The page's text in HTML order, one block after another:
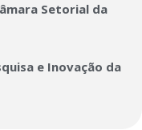
Setorial da
e Inovação da